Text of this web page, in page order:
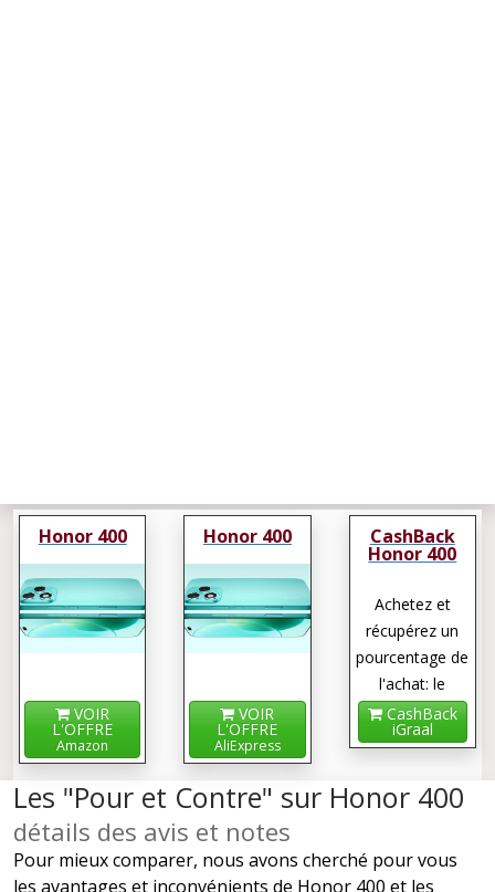
Honor 400
VOIR
L'OFFRE
Amazon
Honor 400
VOIR
L'OFFRE
AliExpress
CashBack
Honor 400
Achetez et
récupérez un
pourcentage de
l'achat: le
cashback !
CashBack
iGraal
Les "Pour et Contre" sur Honor 400
détails des avis et notes
Pour mieux comparer, nous avons cherché pour vous
les avantages et inconvénients de Honor 400 et les